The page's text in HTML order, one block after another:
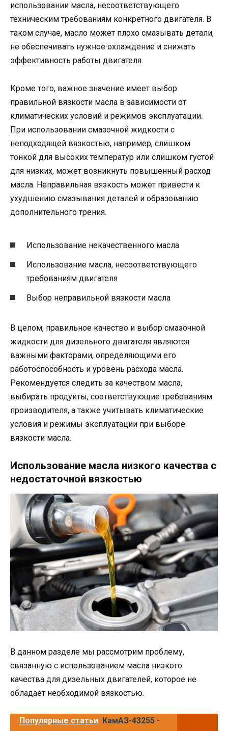
использовании масла, несоответствующего
техническим требованиям конкретного двигателя. В
таком случае, масло может плохо смазывать детали,
не обеспечивать нужное охлаждение и снижать
эффективность работы двигателя.
Кроме того, важное значение имеет выбор
правильной вязкости масла в зависимости от
климатических условий и режимов эксплуатации.
При использовании смазочной жидкости с
неподходящей вязкостью, например, слишком
тонкой для высоких температур или слишком густой
для низких, может возникнуть повышенный расход
масла. Неправильная вязкость может привести к
ухудшению смазывания деталей и образованию
дополнительного трения.
Использование некачественного масла
Использование масла, несоответствующего
требованиям двигателя
Выбор неправильной вязкости масла
В целом, правильное качество и выбор смазочной
жидкости для дизельного двигателя являются
важными факторами, определяющими его
работоспособность и уровень расхода масла.
Рекомендуется следить за качеством масла,
выбирать продукты, соответствующие требованиям
производителя, а также учитывать климатические
условия и режимы эксплуатации при выборе
вязкости масла.
Использование масла низкого качества с
недостаточной вязкостью
В данном разделе мы рассмотрим проблему,
связанную с использованием масла низкого
качества для дизельных двигателей, которое не
обладает необходимой вязкостью.
Популярные статьи КамАЗ-43255 -